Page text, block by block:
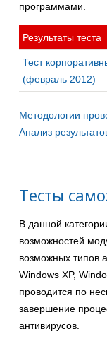
программами.
Результаты теста
Тест
(февраль 2012)
Методологии
Анализ
Тесты
В данной
возможностей
возможных типов
Windows XP,
проводится по
завершение
антивирусов.